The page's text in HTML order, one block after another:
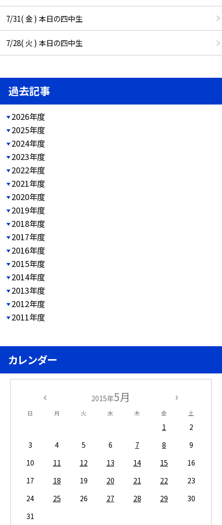
7/31( 金 ) 本日の四中生
7/28( 火 ) 本日の四中生
過去記事
2026年度
2025年度
2024年度
2023年度
2022年度
2021年度
2020年度
2019年度
2018年度
2017年度
2016年度
2015年度
2014年度
2013年度
2012年度
2011年度
カレンダー
2015年5月
日 月 火 水 木 金 土
1
2
3
4 5 6 7 8
9
10
11 12 13 14 15
16
17
18 19 20 21 22
23
24
25 26 27 28 29
30
31